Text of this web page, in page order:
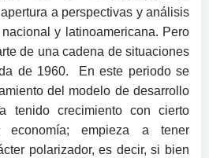
a perspectivas y análisis
y latinoamericana. Pero
de una cadena de situaciones
de 1960. En este periodo se
del modelo de desarrollo
tenido crecimiento con cierto
economía; empieza a tener
polarizador, es decir, si bien